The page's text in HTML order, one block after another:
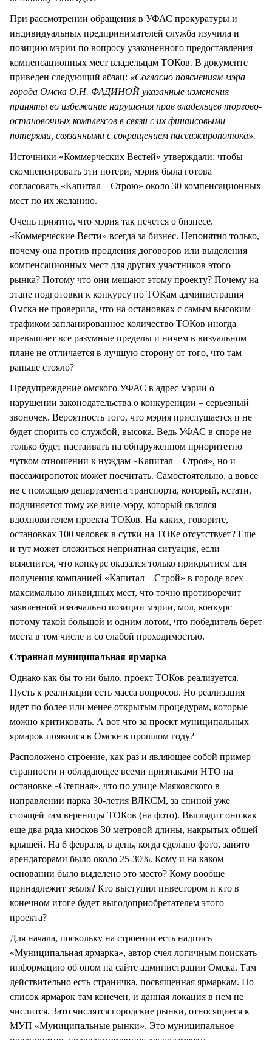
При рассмотрении обращения в УФАС прокуратуры и
индивидуальных предпринимателей служба изучила и
позицию мэрии по вопросу узаконенного предоставления
компенсационных мест владельцам ТОКов. В документе
приведен следующий абзац: «Согласно пояснениям мэра
города Омска О.Н. ФАДИНОЙ указанные изменения
приняты во избежание нарушения прав владельцев торгово-
остановочных комплексов в связи с их финансовыми
потерями, связанными с сокращением пассажиропотока».
Источники «Коммерческих Вестей» утверждали: чтобы
скомпенсировать эти потери, мэрия была готова
согласовать «Капитал – Строю» около 30 компенсационных
мест по их желанию.
Очень приятно, что мэрия так печется о бизнесе.
«Коммерческие Вести» всегда за бизнес. Непонятно только,
почему она против продления договоров или выделения
компенсационных мест для других участников этого
рынка? Потому что они мешают этому проекту? Почему на
этапе подготовки к конкурсу по ТОКам администрация
Омска не проверила, что на остановках с самым высоким
трафиком запланированное количество ТОКов иногда
превышает все разумные пределы и ничем в визуальном
плане не отличается в лучшую сторону от того, что там
раньше стояло?
Предупреждение омского УФАС в адрес мэрии о
нарушении законодательства о конкуренции – серьезный
звоночек. Вероятность того, что мэрия прислушается и не
будет спорить со службой, высока. Ведь УФАС в споре не
только будет настаивать на обнаруженном приоритетно
чутком отношении к нуждам «Капитал – Строя», но и
пассажиропоток может посчитать. Самостоятельно, а вовсе
не с помощью департамента транспорта, который, кстати,
подчиняется тому же вице-мэру, который являлся
вдохновителем проекта ТОКов. На каких, говорите,
остановках 100 человек в сутки на ТОКе отсутствует? Еще
и тут может сложиться неприятная ситуация, если
выяснится, что конкурс оказался только прикрытием для
получения компанией «Капитал – Строй» в городе всех
максимально ликвидных мест, что точно противоречит
заявленной изначально позиции мэрии, мол, конкурс
потому такой большой и одним лотом, что победитель берет
места в том числе и со слабой проходимостью.
Странная муниципальная ярмарка
Однако как бы то ни было, проект ТОКов реализуется.
Пусть к реализации есть масса вопросов. Но реализация
идет по более или менее открытым процедурам, которые
можно критиковать. А вот что за проект муниципальных
ярмарок появился в Омске в прошлом году?
Расположено строение, как раз и являющее собой пример
странности и обладающее всеми признаками НТО на
остановке «Степная», что по улице Маяковского в
направлении парка 30-летия ВЛКСМ, за спиной уже
стоящей там вереницы ТОКов (на фото). Выглядит оно как
еще два ряда киосков 30 метровой длины, накрытых общей
крышей. На 6 февраля, в день, когда сделано фото, занято
арендаторами было около 25-30%. Кому и на каком
основании было выделено это место? Кому вообще
принадлежит земля? Кто выступил инвестором и кто в
конечном итоге будет выгодоприобретателем этого
проекта?
Для начала, поскольку на строении есть надпись
«Муниципальная ярмарка», автор счел логичным поискать
информацию об оном на сайте администрации Омска. Там
действительно есть страничка, посвященная ярмаркам. Но
список ярмарок там конечен, и данная локация в нем не
числится. Зато числятся городские рынки, относящиеся к
МУП «Муниципальные рынки». Это муниципальное